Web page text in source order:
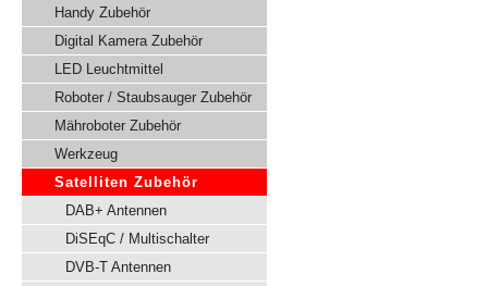
Handy Zubehör
Digital Kamera Zubehör
LED Leuchtmittel
Roboter / Staubsauger Zubehör
Mähroboter Zubehör
Werkzeug
Satelliten Zubehör
DAB+ Antennen
DiSEqC / Multischalter
DVB-T Antennen